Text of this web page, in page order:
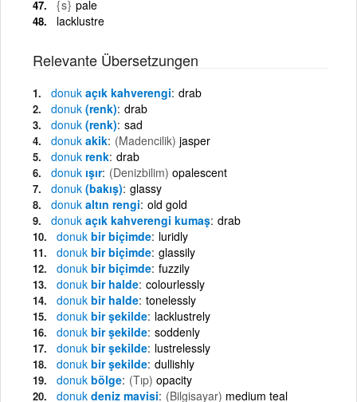
{s} pale
lacklustre
Relevante Übersetzungen
donuk açık kahverengi drab
donuk (renk) drab
donuk (renk) sad
donuk akik (Madencilik) jasper
donuk renk drab
donuk ışır (Denizbilim) opalescent
donuk (bakış) glassy
donuk altın rengi old gold
donuk açık kahverengi kumaş drab
donuk bir biçimde luridly
donuk bir biçimde glassily
donuk bir biçimde fuzzily
donuk bir halde colourlessly
donuk bir halde tonelessly
donuk bir şekilde lacklustrely
donuk bir şekilde soddenly
donuk bir şekilde lustrelessly
donuk bir şekilde dullishly
donuk bölge (Tıp) opacity
donuk deniz mavisi (Bilgisayar) medium teal